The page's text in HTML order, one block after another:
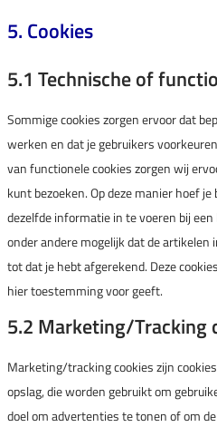
5. Cookies
5.1 Technische of
Sommige cookies zorgen ervoor dat
werken en dat je gebruikers
van functionele cookies zorgen wij
kunt bezoeken. Op deze manier hoef
dezelfde informatie in te voeren bij
onder andere mogelijk dat de
tot dat je hebt afgerekend. Deze
hier toestemming voor geeft.
5.2 Marketing/Tracking
Marketing/tracking cookies zijn
opslag, die worden gebruikt om
doel om advertenties te tonen of om